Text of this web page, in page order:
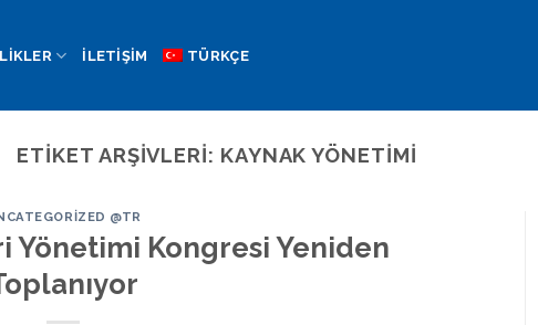
İLETIŞIM TÜRKÇE
ETIKET ARŞIVLERI: KAYNAK YÖNETIMI
@TR
Yönetimi Kongresi Yeniden